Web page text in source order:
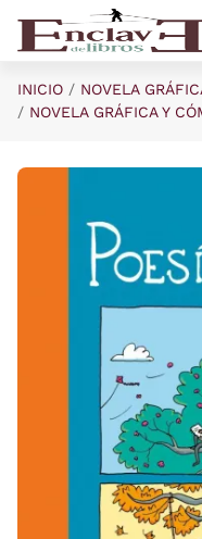
Saltar al contenido
INICIO
NOVELA
NOVELA GRÁFICA Y